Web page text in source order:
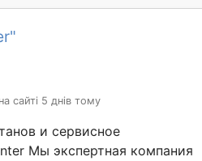
сайті 5 днів тому
и сервисное
Мы экспертная компания